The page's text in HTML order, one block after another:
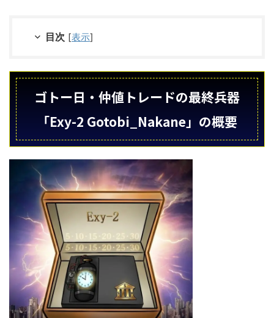
目次 [表示]
ゴトー日・仲値トレードの最終兵器
「Exy-2 Gotobi_Nakane」の概要